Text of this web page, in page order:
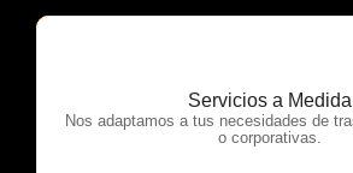
Servicios a Medida
Nos adaptamos a tus necesidades de
o corporativas.
OTP Servicios